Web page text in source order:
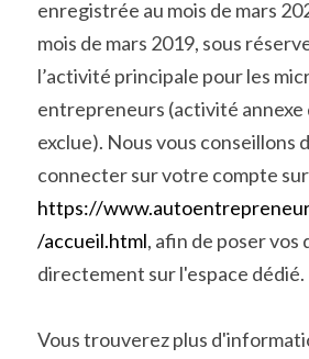
enregistrée au mois de mars
mois de mars 2019, sous
l’activité principale pour les
entrepreneurs (activité annexe
exclue). Nous vous conseillons
https://
/accueil.html, afin de poser vos
directement sur l'espace dédié.